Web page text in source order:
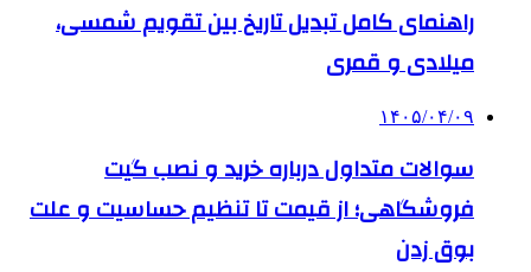
راهنمای کامل تبدیل تاریخ بین تقویم شمسی،
میلادی و قمری
۱۴۰۵/۰۴/۰۹
سوالات متداول درباره خرید و نصب گیت
فروشگاهی؛ از قیمت تا تنظیم حساسیت و علت
بوق زدن